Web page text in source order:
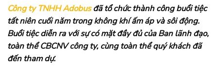
Công ty TNHH Adobusđã tổ chức thành công buổi tiệc
tất niên cuối năm trong không khí ấm áp và sôi động.
Buổi tiệc diễn ra với sự có mặt đầy đủ của Ban lãnh đạo,
toàn thể CBCNV công ty, cùng toàn thể quý khách đã
đến tham dự.